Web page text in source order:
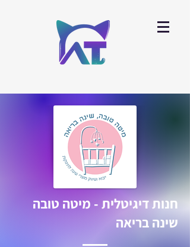
חנות דיגיטלית - מיטה טובה
שינה בריאה